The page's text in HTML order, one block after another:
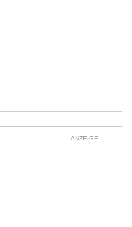
ANZEIGE